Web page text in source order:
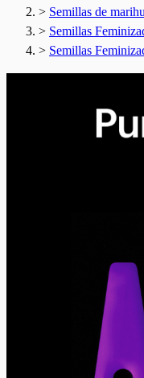
> Semillas de
> Semillas
> Semillas